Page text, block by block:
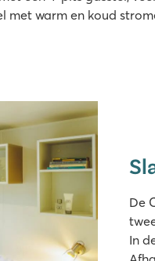
met warm en koud
De
In